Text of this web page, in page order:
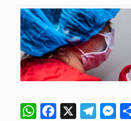
WhatsApp
Facebook
X